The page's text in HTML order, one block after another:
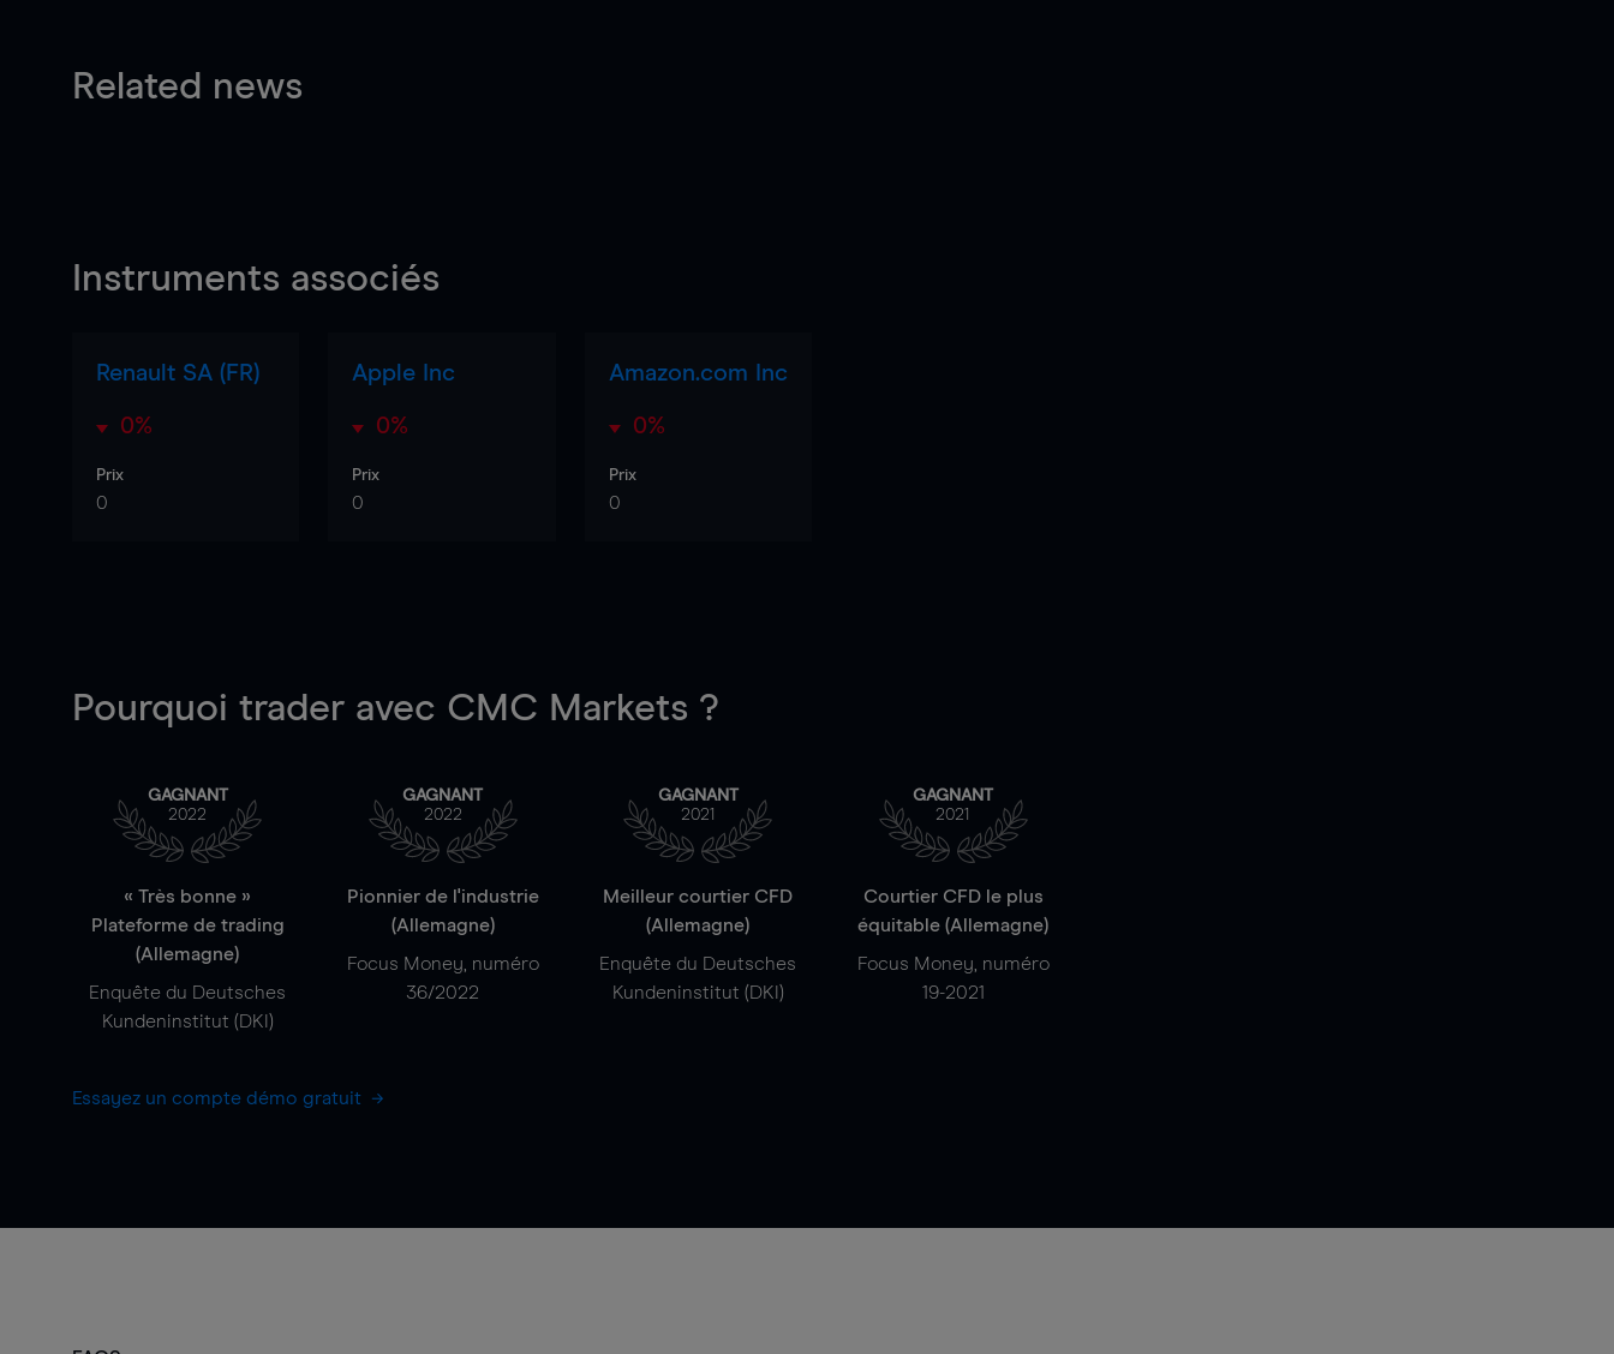
Related news
Instruments associés
Renault SA (FR)
0%
Prix
0
Apple Inc
0%
Prix
0
Amazon.com Inc
0%
Prix
0
Pourquoi trader avec CMC Markets ?
GAGNANT
2022
« Très bonne »
Plateforme de trading
(Allemagne)
Enquête du Deutsches
Kundeninstitut (DKI)
GAGNANT
2022
Pionnier de l'industrie
(Allemagne)
Focus Money, numéro
36/2022
GAGNANT
2021
Meilleur courtier CFD
(Allemagne)
Enquête du Deutsches
Kundeninstitut (DKI)
GAGNANT
2021
Courtier CFD le plus
équitable (Allemagne)
Focus Money, numéro
19-2021
Essayez un compte démo gratuit